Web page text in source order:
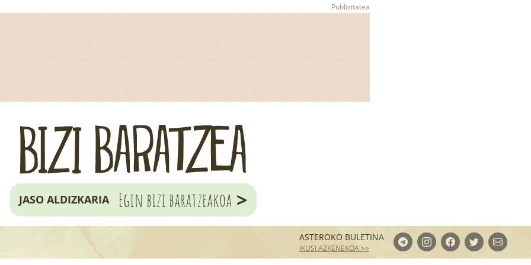
JASO ALDIZKARIA Egin bizi baratzeakoa >
ASTEROKO BULETINA
IKUSI AZKENEKOA >>